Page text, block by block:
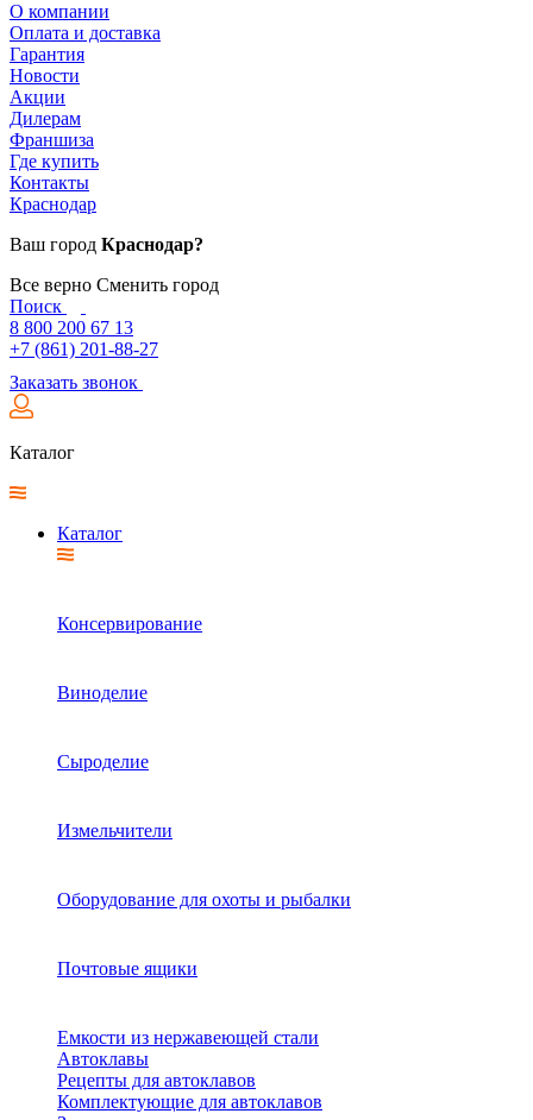
О компании
Оплата и доставка
Гарантия
Новости
Акции
Дилерам
Франшиза
Где купить
Контакты
Краснодар
Ваш город Краснодар?
Все верно Сменить город
Поиск
8 800 200 67 13
+7 (861) 201-88-27
Заказать звонок
Каталог
Каталог
Консервирование
Виноделие
Сыроделие
Измельчители
Оборудование для охоты и рыбалки
Почтовые ящики
Емкости из нержавеющей стали
Автоклавы
Рецепты для автоклавов
Комплектующие для автоклавов